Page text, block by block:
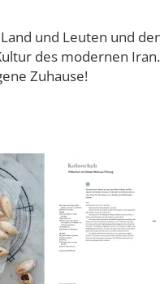
und Leuten und
des modernen
Zuhause!